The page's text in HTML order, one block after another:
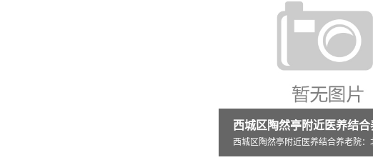
北京市怀柔区杨宋镇敬老院创新打造